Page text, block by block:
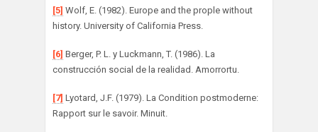
[5] Wolf, E. (1982). Europe and the prople without
history. University of California Press.
[6] Berger, P. L. y Luckmann, T. (1986). La
construcción social de la realidad. Amorrortu.
[7] Lyotard, J.F. (1979). La Condition postmoderne:
Rapport sur le savoir. Minuit.